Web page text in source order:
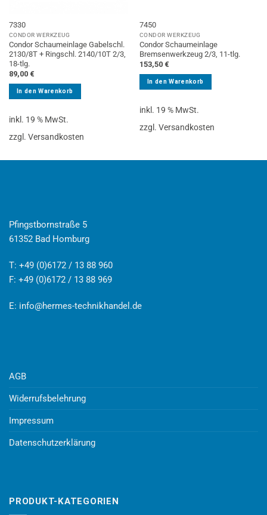
7330
CONDOR WERKZEUG
Condor Schaumeinlage Gabelschl.
2130/8T + Ringschl. 2140/10T 2/3,
18-tlg.
89,00 €
In den Warenkorb
inkl. 19 % MwSt.
zzgl. Versandkosten
7450
CONDOR WERKZEUG
Condor Schaumeinlage
Bremsenwerkzeug 2/3, 11-tlg.
153,50 €
In den Warenkorb
inkl. 19 % MwSt.
zzgl. Versandkosten
Pfingstbornstraße 5
61352 Bad Homburg
T: +49 (0)6172 / 13 88 960
F: +49 (0)6172 / 13 88 969
E: info@hermes-technikhandel.de
AGB
Widerrufsbelehrung
Impressum
Datenschutzerklärung
PRODUKT-KATEGORIEN